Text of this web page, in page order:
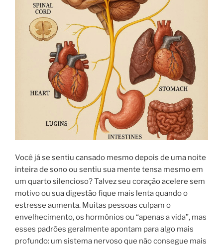
Você já se sentiu cansado mesmo depois de uma noite
inteira de sono ou sentiu sua mente tensa mesmo em
um quarto silencioso? Talvez seu coração acelere sem
motivo ou sua digestão fique mais lenta quando o
estresse aumenta. Muitas pessoas culpam o
envelhecimento, os hormônios ou “apenas a vida”, mas
esses padrões geralmente apontam para algo mais
profundo: um sistema nervoso que não consegue mais